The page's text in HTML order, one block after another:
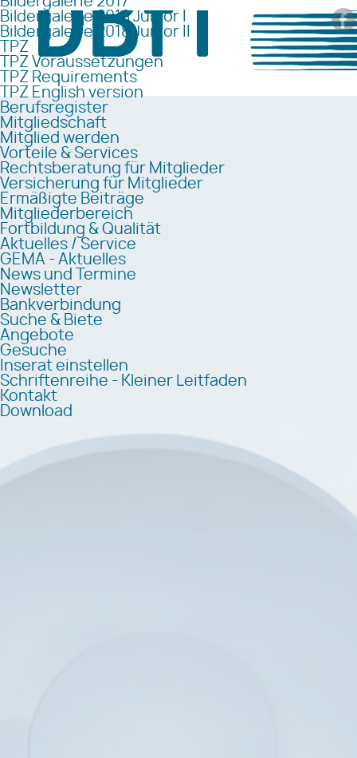
Bildergalerie 2018 Junior I
Bildergalerie 2018 Junior II
TPZ
TPZ Voraussetzungen
TPZ Requirements
TPZ English version
Berufsregister
Mitgliedschaft
Mitglied werden
Vorteile & Services
Rechtsberatung für Mitglieder
Versicherung für Mitglieder
Ermäßigte Beiträge
Mitgliederbereich
Fortbildung & Qualität
Aktuelles / Service
GEMA - Aktuelles
News und Termine
Newsletter
Bankverbindung
Suche & Biete
Angebote
Gesuche
Inserat einstellen
Schriftenreihe - Kleiner Leitfaden
Kontakt
Download